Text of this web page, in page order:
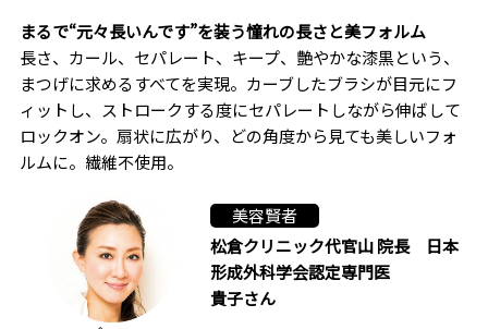
まるで“元々長いんです”を装う憧れの長さと美フォルム
長さ、カール、セパレート、キープ、艶やかな漆黒という、
まつげに求めるすべてを実現。カーブしたブラシが目元にフ
ィットし、ストロークする度にセパレートしながら伸ばして
ロックオン。扇状に広がり、どの角度から見ても美しいフォ
ルムに。繊維不使用。
美容賢者
松倉クリニック代官山 院長 日本
形成外科学会認定専門医
貴子さん